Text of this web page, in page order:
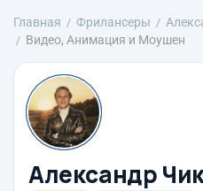
Главная Фрилансеры
Видео, Анимация и Моушен
Александр